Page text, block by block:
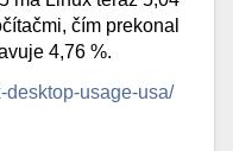
čím prekonal
4,76 %.
desktop-usage-usa/